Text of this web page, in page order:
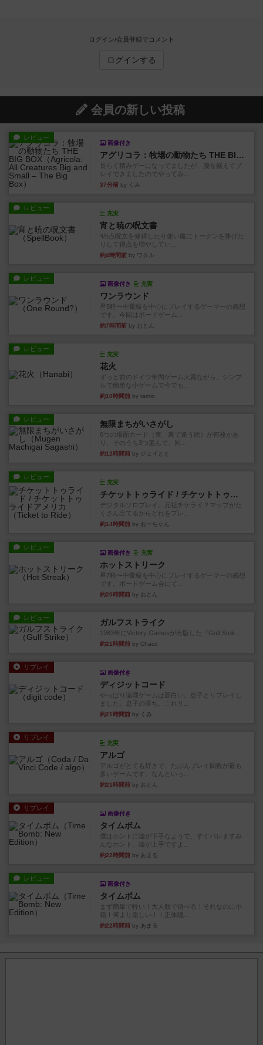
ログイン/会員登録でコメント
ログインする
会員の新しい投稿
レビュー
画像付き
アグリコラ：牧場の動物たち THE BIG BOX
長らく積みゲーになってましたが、腰を据えてプ
レイできましたのでやってみ...
37分前 by くみ
レビュー
充実
宵と暁の呪文書
4/5点呪文を修得したり使い魔にトークンを捧げた
りして得点を増やしてい...
約4時間前 by ワタル
レビュー
画像付き 充実
ワンラウンド
星5軽〜中量級を中心にプレイするゲーマーの感想
です。今回はボードゲーム...
約7時間前 by おとん
レビュー
充実
花火
ずっと前のドイツ年間ゲーム大賞ながら、シンプ
ルで簡単な小ゲームで今でも...
約10時間前 by tamio
レビュー 無限まちがいさがし
6つの場面カード（表、裏で違う絵）が何枚かあ
り、そのうち3つ選んで、同...
約12時間前 by ジェイとと
レビュー
充実
チケットトゥライド / チケットトゥライドアメリカ
デジタルソロプレイ。元祖チケライ？マップがた
くさん出てるからどれをプレ...
約14時間前 by おーちゃん
レビュー
画像付き 充実
ホットストリーク
星7軽〜中量級を中心にプレイするゲーマーの感想
です。ボードゲーム会にて...
約20時間前 by おとん
レビュー ガルフストライク
1983年にVictory Gamesが出版した『Gulf Strik...
約21時間前 by Chaco
リプレイ
画像付き
ディジットコード
やっぱり論理ゲームは面白い。息子とリプレイし
ました。息子の勝ち。これリ...
約21時間前 by くみ
リプレイ
充実
アルゴ
アルゴがとても好きで、たぶんプレイ回数が最も
多いゲームです。なんといっ...
約21時間前 by おとん
リプレイ
画像付き
タイムボム
僕はホントに嘘が下手なようで、すぐバレますみ
んなホント、嘘が上手ですよ...
約22時間前 by あまる
レビュー
画像付き
タイムボム
まず簡単で軽い！大人数で遊べる！それなのに小
箱！何より楽しい！！正体隠...
約22時間前 by あまる